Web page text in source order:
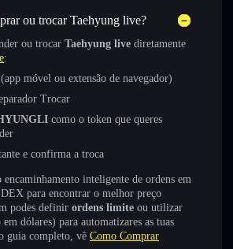
ou trocar Taehyung live?
ou trocar Taehyung live diretamente
:
móvel ou extensão de navegador)
Trocar
como o token que queres
e confirma a troca
inteligente de ordens em
para encontrar o melhor preço
podes definir ordens limite ou utilizar
dólares) para automatizares as tuas
guia completo, vê Como Comprar